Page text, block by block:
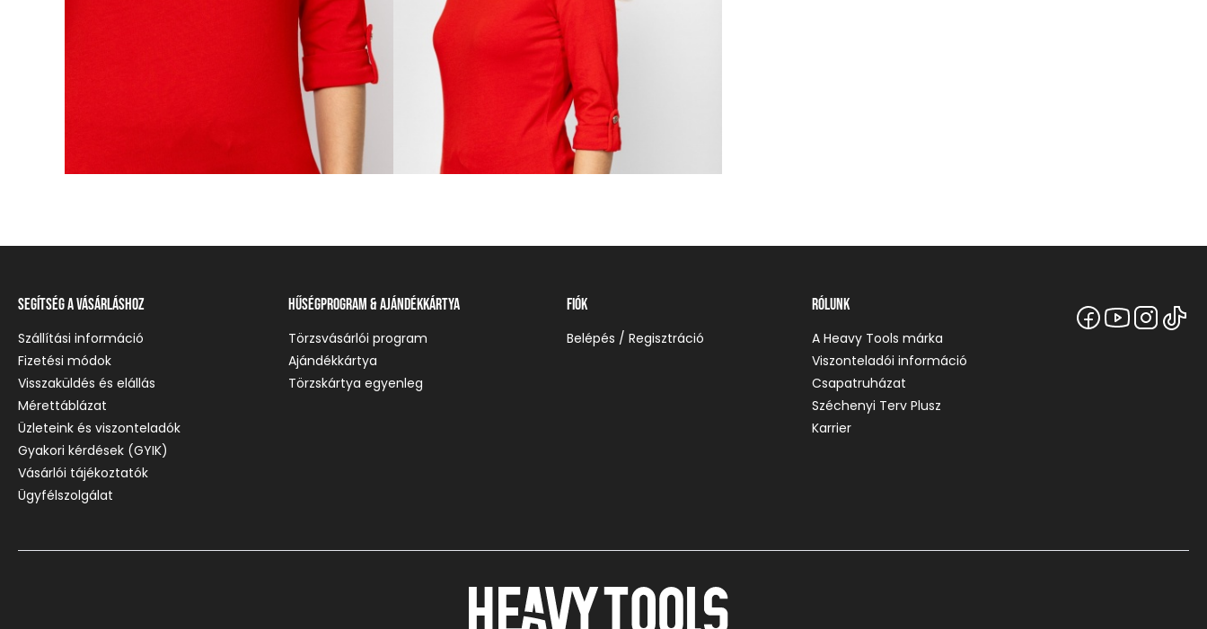
Segítség a vásárláshoz
Szállítási információ
Fizetési módok
Visszaküldés és elállás
Mérettáblázat
Üzleteink és viszonteladók
Gyakori kérdések (GYIK)
Vásárlói tájékoztatók
Ügyfélszolgálat
Hűségprogram & Ajándékkártya
Törzsvásárlói program
Ajándékkártya
Törzskártya egyenleg
Fiók
Belépés / Regisztráció
Rólunk
A Heavy Tools márka
Viszonteladói információ
Csapatruházat
Széchenyi Terv Plusz
Karrier